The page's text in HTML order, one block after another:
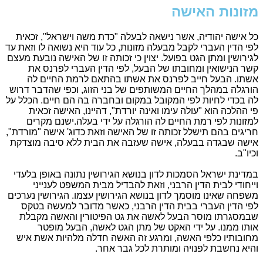
האישה
אישה יהודיה, אשר נישאה לבעלה "כדת משה וישראל", זכאית
הדין העברי לקבל מבעלה מזונות, כל עוד היא נשואה לו וזאת עד
ומתן הגט בפועל. יצוין כי זכותה זו של האישה נובעת מעצם
הנישואין ומחובתו של הבעל, לפי הדין העברי לפרנס את
הבעל חייב לפרנס את אשתו בהתאם לרמת החיים לה
במהלך החיים המשותפים של בני הזוג, וכפי שהדבר דרוש
בכדי לחיות לפי המקובל במקום ובחברה בה הם חיים. הכלל על
ההלכה הוא "עולה עימו ואינה יורדת", דהיינו, האישה זכאית
לפי רמת החיים לה הורגלה על ידי בעלה.ישנם מקרים
בהם תישלל זכותה זו של האישה וזאת כדוג' אישה "מורדת",
שבגדה בבעלה, אישה שעזבה את הבית ללא סיבה מוצדקת
ישראל הסמכות לדון בנושא הגירושין נתונה באופן בלעדי
לבית הדין הרבני, וזאת להבדיל מבית המשפט לענייני
שאינו מוסמך לדון בנושא הגירושין עצמו. הגירושין נערכים
הדין העברי בבית הדין הרבני, כאשר מדובר למעשה בטקס
מוסר הבעל לאשה את גט הפיטורין והאשה מקבלת
ממנו. על ידי האקט של מתן הגט לאשה, הבעל מופטר
כלפי האשה, ומרגע זה האשה חדלה מלהיות אשת איש
נחשבת לפנויה ומותרת לכל גבר אחר.